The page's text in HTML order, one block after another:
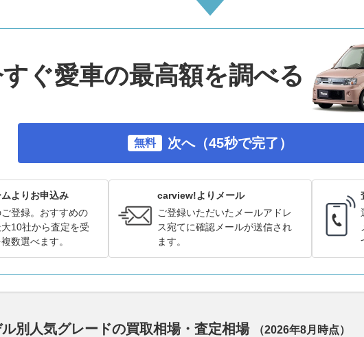
ぐ愛車の最高額を調べる
無料 次へ（45秒で完了）
よりお申込み
登録。おすすめの
10社から査定を受
数選べます。
carview!よりメール
ご登録いただいたメールアドレ
ス宛てに確認メールが送信され
ます。
別人気グレードの買取相場・査定相場 （2026年8月 時点）